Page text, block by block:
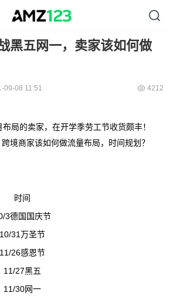
黑五网一，卖家该如何做
09-08 11:51 4212
局的卖家，在开学季劳工节收货颇丰！
境商家该如何做流量布局，时间规划？
时间
3德国国庆节
10/31万圣节
11/26感恩节
11/27黑五
11/30网一